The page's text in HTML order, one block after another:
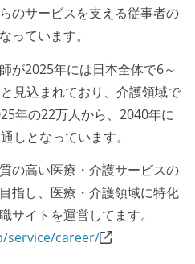
のサービスを支える従事者の
っています。
が2025年には日本全体で6～
見込まれており、介護領域で
年の22万人から、2040年に
しとなっています。
の高い医療・介護サービスの
指し、医療・介護領域に特化
サイトを運営してます。
service/career/